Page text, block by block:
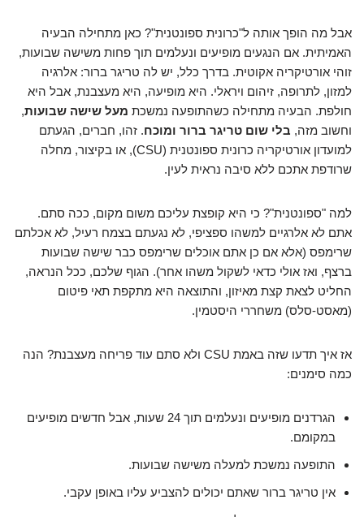
אבל מה הופך אותה ל"כרונית ספונטנית"? כאן מתחילה הבעיה
האמיתית. אם הנגעים מופיעים ונעלמים תוך פחות משישה שבועות,
זוהי אורטיקריה אקוטית. בדרך כלל, יש לה טריגר ברור: אלרגיה
למזון, לתרופה, זיהום ויראלי. היא מופיעה, היא מעצבנת, אבל היא
חולפת. הבעיה מתחילה כשהתופעה נמשכת מעל שישה שבועות,
וחשוב מזה, בלי שום טריגר ברור ומוכח. זהו, חברים, הגעתם
למועדון אורטיקריה כרונית ספונטנית (CSU), או בקיצור, מחלה
שרודפת אתכם ללא סיבה נראית לעין.
למה "ספונטנית"? כי היא קופצת עליכם משום מקום, ככה סתם.
אתם לא אלרגיים למשהו ספציפי, לא נגעתם בצמח רעיל, לא אכלתם
שרימפס (אלא אם כן אתם אוכלים שרימפס כבר שישה שבועות
ברצף, ואז אולי כדאי לשקול משהו אחר). הגוף שלכם, ככל הנראה,
החליט לצאת קצת מאיזון, והתוצאה היא מתקפת תאי פיטום
(מאסט-סלס) משחררי היסטמין.
אז איך תדעו שזה באמת CSU ולא סתם עוד פריחה מעצבנת? הנה
כמה סימנים:
הגרדנים מופיעים ונעלמים תוך 24 שעות, אבל חדשים מופיעים
במקומם.
התופעה נמשכת למעלה משישה שבועות.
אין טריגר ברור שאתם יכולים להצביע עליו באופן עקבי.